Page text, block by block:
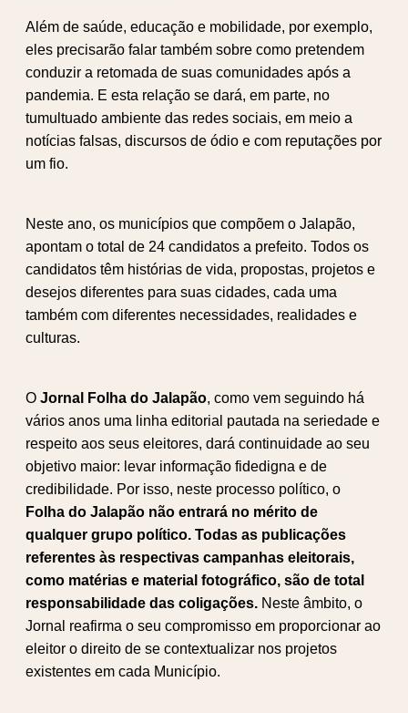
Além de saúde, educação e mobilidade, por exemplo,
eles precisarão falar também sobre como pretendem
conduzir a retomada de suas comunidades após a
pandemia. E esta relação se dará, em parte, no
tumultuado ambiente das redes sociais, em meio a
notícias falsas, discursos de ódio e com reputações por
um fio.
Neste ano, os municípios que compõem o Jalapão,
apontam o total de 24 candidatos a prefeito. Todos os
candidatos têm histórias de vida, propostas, projetos e
desejos diferentes para suas cidades, cada uma
também com diferentes necessidades, realidades e
culturas.
O Jornal Folha do Jalapão, como vem seguindo há
vários anos uma linha editorial pautada na seriedade e
respeito aos seus eleitores, dará continuidade ao seu
objetivo maior: levar informação fidedigna e de
credibilidade. Por isso, neste processo político, o
Folha do Jalapão não entrará no mérito de
qualquer grupo político. Todas as publicações
referentes às respectivas campanhas eleitorais,
como matérias e material fotográfico, são de total
responsabilidade das coligações. Neste âmbito, o
Jornal reafirma o seu compromisso em proporcionar ao
eleitor o direito de se contextualizar nos projetos
existentes em cada Município.